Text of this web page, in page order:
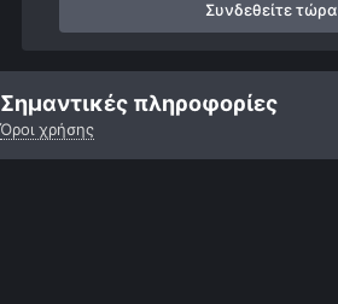
Συνδεθείτε τώρα
Αρχή Αστροφωτογραφίες Πλανήτες
Σημαντικές πληροφορίες
Όροι χρήσης
Forum